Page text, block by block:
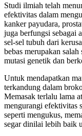
Studi ilmiah telah
efektivitas dalam
kanker payudara,
juga berfungsi sebagai
sel-sel tubuh dari
bebas merupakan
mutasi genetik dan
Untuk mendapatkan
terkandung dalam
Memasak terlalu lama
mengurangi efektivitas
seperti mengukus,
segar dinilai lebih baik